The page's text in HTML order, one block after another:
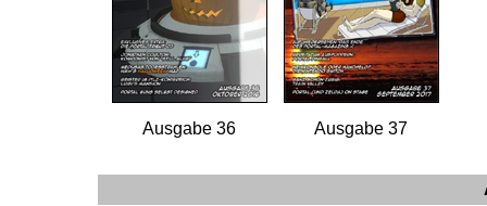
Ausgabe 36 Ausgabe 37